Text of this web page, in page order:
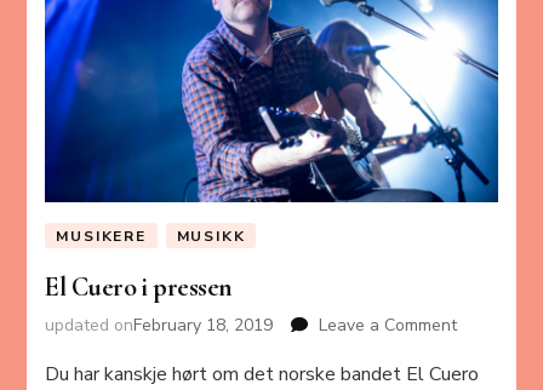
MUSIKERE MUSIKK
El Cuero i pressen
updated onFebruary 18, 2019 Leave a Commenton
Cuero
Du har kanskje hørt om det norske bandet El Cuero